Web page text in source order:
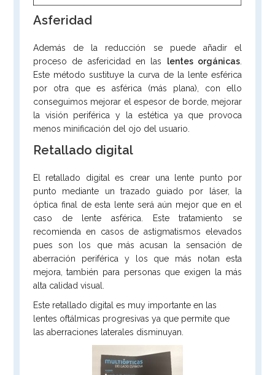
Asferidad
Además de la reducción se puede añadir el
proceso de asfericidad en las lentes orgánicas.
Este método sustituye la curva de la lente esférica
por otra que es asférica (más plana), con ello
conseguimos mejorar el espesor de borde, mejorar
la visión periférica y la estética ya que provoca
menos minificación del ojo del usuario.
Retallado digital
El retallado digital es crear una lente punto por
punto mediante un trazado guiado por láser, la
óptica final de esta lente será aún mejor que en el
caso de lente asférica. Este tratamiento se
recomienda en casos de astigmatismos elevados
pues son los que más acusan la sensación de
aberración periférica y los que más notan esta
mejora, también para personas que exigen la más
alta calidad visual.
Este retallado digital es muy importante en las
lentes oftálmicas progresivas ya que permite que
las aberraciones laterales disminuyan.